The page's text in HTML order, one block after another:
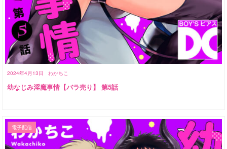
2024年4月13日 わかちこ
幼なじみ淫魔事情【バラ売り】 第5話
電子配信